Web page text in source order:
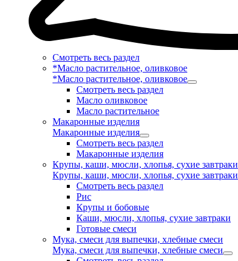
Смотреть весь раздел
*Масло растительное, оливковое
*Масло растительное, оливковое
Смотреть весь раздел
Масло оливковое
Масло растительное
Макаронные изделия
Макаронные изделия
Смотреть весь раздел
Макаронные изделия
Крупы, каши, мюсли, хлопья, сухие завтраки
Крупы, каши, мюсли, хлопья, сухие завтраки
Смотреть весь раздел
Рис
Крупы и бобовые
Каши, мюсли, хлопья, сухие завтраки
Готовые смеси
Мука, смеси для выпечки, хлебные смеси
Мука, смеси для выпечки, хлебные смеси